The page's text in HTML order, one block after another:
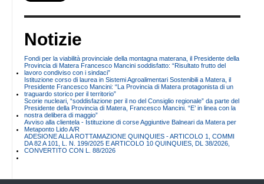
Notizie
Fondi per la viabilità provinciale della montagna materana, il Presidente della
Provincia di Matera Francesco Mancini soddisfatto: “Risultato frutto del
lavoro condiviso con i sindaci”
Istituzione corso di laurea in Sistemi Agroalimentari Sostenibili a Matera, il
Presidente Francesco Mancini: “La Provincia di Matera protagonista di un
traguardo storico per il territorio”
Scorie nucleari, “soddisfazione per il no del Consiglio regionale” da parte del
Presidente della Provincia di Matera, Francesco Mancini. “E’ in linea con la
nostra delibera di maggio”
Avviso alla clientela - Istituzione di corse Aggiuntive Balneari da Matera per
Metaponto Lido A/R
ADESIONE ALLA ROTTAMAZIONE QUINQUIES - ARTICOLO 1, COMMI
DA 82 A 101, L. N. 199/2025 E ARTICOLO 10 QUINQUIES, DL 38/2026,
CONVERTITO CON L. 88/2026